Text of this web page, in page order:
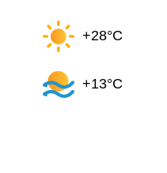
+28°C
+13°C